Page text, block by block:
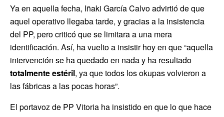
Ya en aquella fecha, Iñaki García Calvo advirtió de que
aquel operativo llegaba tarde, y gracias a la insistencia
del PP, pero criticó que se limitara a una mera
identificación. Así, ha vuelto a insistir hoy en que “aquella
intervención se ha quedado en nada y ha resultado
totalmente estéril, ya que todos los okupas volvieron a
las fábricas a las pocas horas”.
El portavoz de PP Vitoria ha insistido en que lo que hace